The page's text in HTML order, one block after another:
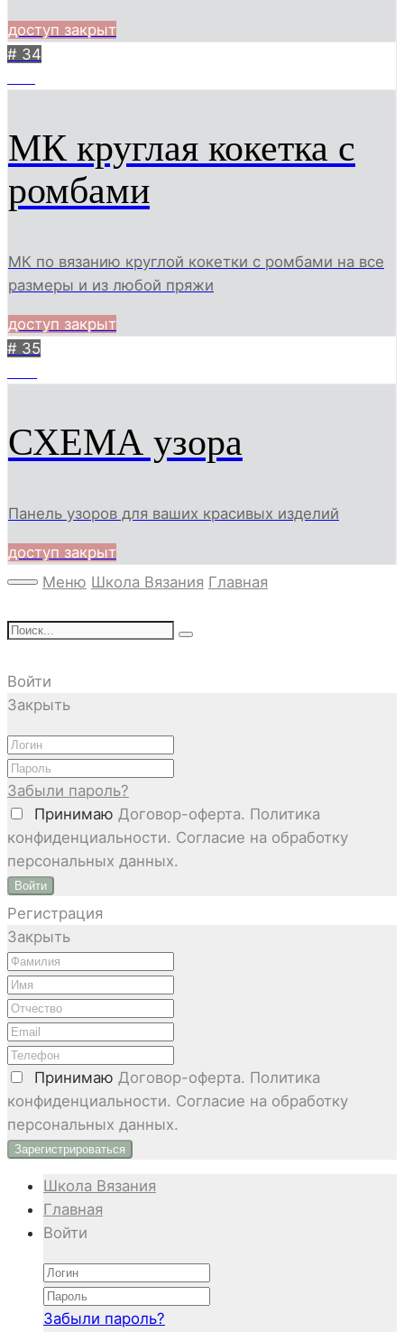
доступ закрыт
# 34
МК круглая кокетка с
ромбами
МК по вязанию круглой кокетки с ромбами на все
размеры и из любой пряжи
доступ закрыт
# 35
СХЕМА узора
Панель узоров для ваших красивых изделий
доступ закрыт
Меню Школа Вязания Главная
Войти
Закрыть
Забыли пароль?
Принимаю Договор-оферта. Политика
конфиденциальности. Согласие на обработку
персональных данных.
Войти
Регистрация
Закрыть
Принимаю Договор-оферта. Политика
конфиденциальности. Согласие на обработку
персональных данных.
Школа Вязания
Главная
Войти
Забыли пароль?